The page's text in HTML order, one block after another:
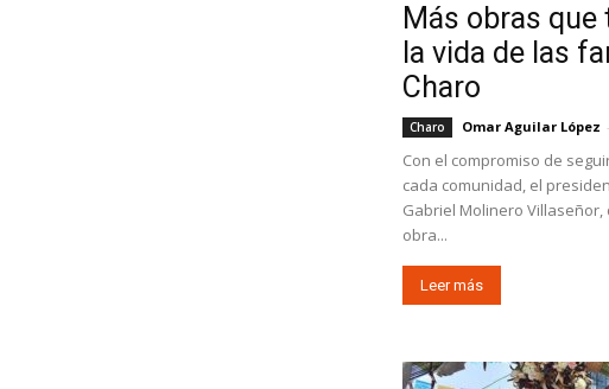
Más obras
la vida de las
Charo
Charo Omar Aguilar López -
Con el compromiso de
cada comunidad, el
Gabriel Molinero
obra...
Leer más